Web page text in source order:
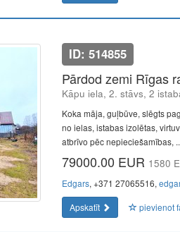
ID: 514855
Pārdod zemi Rīgas
Kāpu iela, 2. stāvs, 2
Koka māja, guļbūve, slēgts
no ielas, istabas izolētas,
atbrīvo pēc nepieciešamības,
79000.00 EUR 1580
Edgars, +371 27065516,
Apskatīt
pievienot